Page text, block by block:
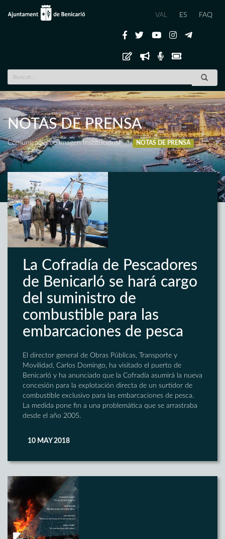
VAL ES FAQ
NOTAS DE PRENSA
Comunicación e Imagen Institucional NOTAS DE PRENSA
La Cofradía de Pescadores
de Benicarló se hará cargo
del suministro de
combustible para las
embarcaciones de pesca
El director general de Obras Públicas, Transporte y
Movilidad, Carlos Domingo, ha visitado el puerto de
Benicarló y ha anunciado que la Cofradía asumirá la nueva
concesión para la explotación directa de un surtidor de
combustible exclusivo para las embarcaciones de pesca.
La medida pone fin a una problemática que se arrastraba
desde el año 2005.
10 MAY 2018